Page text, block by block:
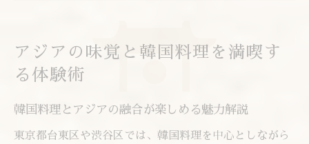
ド
韓国料理で広がるアジアの味覚の世界
東京都心で楽しむ本格韓国料理の魅力解説
東京都心で味わう本格韓国料理の特徴とは
アジアの味覚と韓国料理を満喫す
る体験術
韓国料理とアジアの融合が楽しめる魅力解説
東京都台東区や渋谷区では、韓国料理を中心としながら